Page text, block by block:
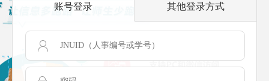
账号登录 其他登录方式